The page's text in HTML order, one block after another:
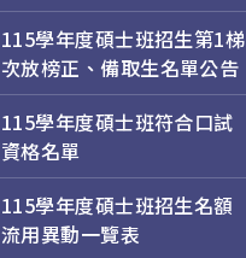
115學年度碩士班招生第1梯
次放榜正、備取生名單公告
115學年度碩士班符合口試
資格名單
115學年度碩士班招生名額
流用異動一覽表